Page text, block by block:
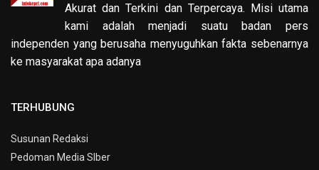
Akurat dan Terkini dan Terpercaya. Misi utama
kami adalah menjadi suatu badan pers
independen yang berusaha menyuguhkan fakta sebenarnya
ke masyarakat apa adanya
TERHUBUNG
Susunan Redaksi
Pedoman Media SIber